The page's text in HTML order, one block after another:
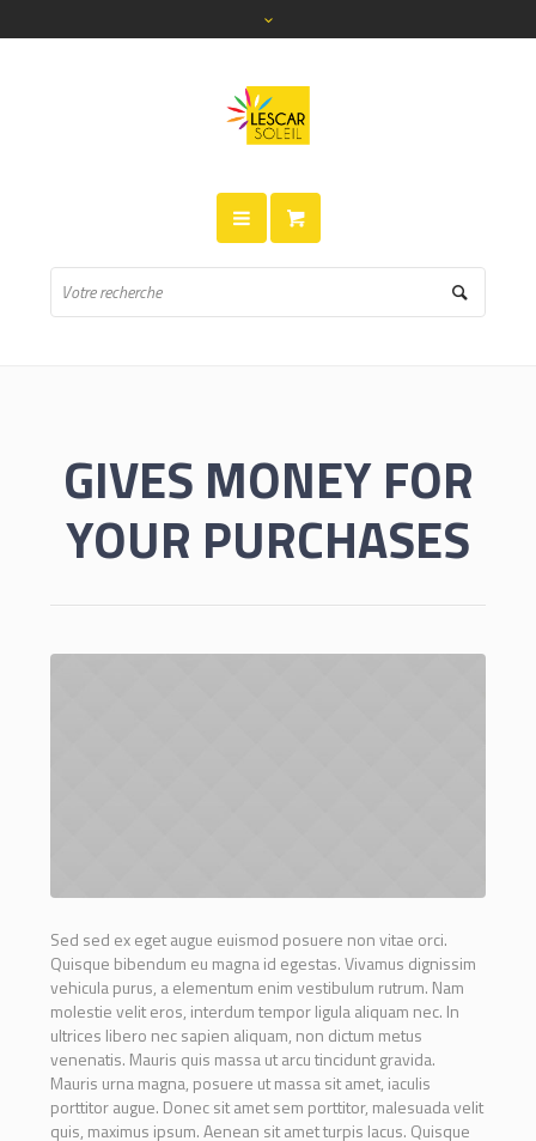
GIVES MONEY FOR
YOUR PURCHASES
Sed sed ex eget augue euismod posuere non vitae orci.
Quisque bibendum eu magna id egestas. Vivamus dignissim
vehicula purus, a elementum enim vestibulum rutrum. Nam
molestie velit eros, interdum tempor ligula aliquam nec. In
ultrices libero nec sapien aliquam, non dictum metus
venenatis. Mauris quis massa ut arcu tincidunt gravida.
Mauris urna magna, posuere ut massa sit amet, iaculis
porttitor augue. Donec sit amet sem porttitor, malesuada velit
quis, maximus ipsum. Aenean sit amet turpis lacus. Quisque